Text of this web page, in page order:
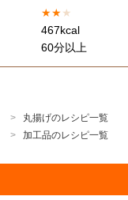
★★★
467kcal
60分以上
丸揚げのレシピ一覧
加工品のレシピ一覧